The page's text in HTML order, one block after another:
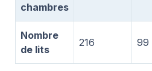
chambres
Nombre
de lits
216 99